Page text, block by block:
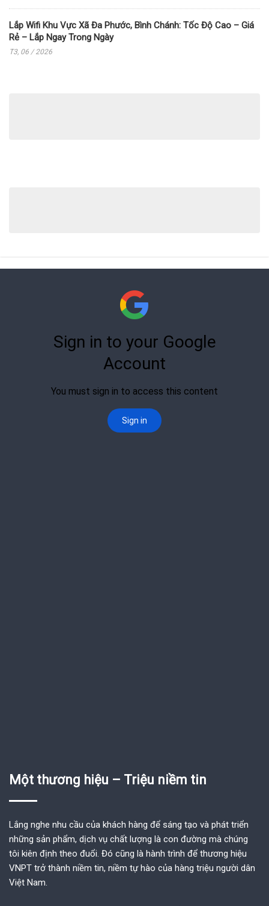
Lắp Wifi Khu Vực Xã Đa Phước, Bình Chánh: Tốc Độ Cao – Giá
Rẻ – Lắp Ngay Trong Ngày
T3, 06 / 2026
Một thương hiệu – Triệu niềm tin
Lắng nghe nhu cầu của khách hàng để sáng tạo và phát triển
những sản phẩm, dịch vụ chất lượng là con đường mà chúng
tôi kiên định theo đuổi. Đó cũng là hành trình để thương hiệu
VNPT trở thành niềm tin, niềm tự hào của hàng triệu người dân
Việt Nam.